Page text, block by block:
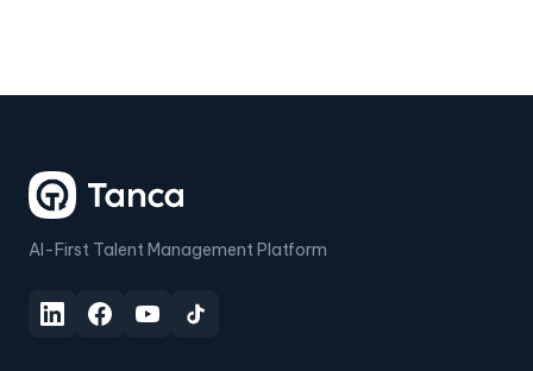
AI-First Talent Management Platform